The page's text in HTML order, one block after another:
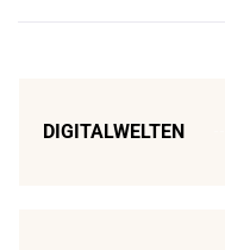
DIGITALWELTEN